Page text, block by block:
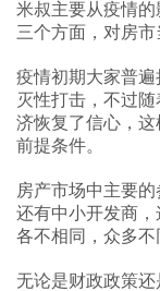
米叔主要从疫情
三个方面，对房市
疫情初期大家普
灭性打击，不过
济恢复了信心，
前提条件。
房产市场中主要
还有中小开发商
各不相同，众多不
无论是财政政策